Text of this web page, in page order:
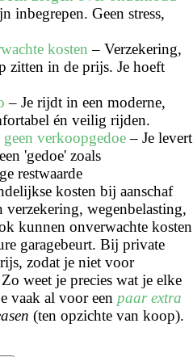
inbegrepen. Geen stress,
kosten – Verzekering,
zitten in de prijs. Je hoeft
– Je rijdt in een moderne,
én veilig rijden.
verkoopgedoe– Je levert
'gedoe' zoals
restwaarde
kosten bij aanschaf
verzekering, wegenbelasting,
kunnen onverwachte kosten
garagebeurt. Bij private
zodat je niet voor
weet je precies wat je elke
vaak al voor een paar extra
(ten opzichte van koop).